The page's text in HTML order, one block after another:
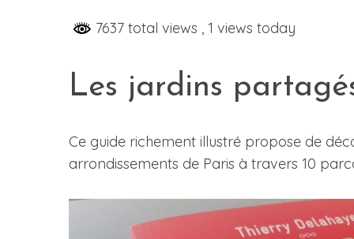
7637 total views , 1 views today
Les jardins
Ce guide richement illustré propose de
arrondissements de Paris à travers 10
S
c
h
o
r